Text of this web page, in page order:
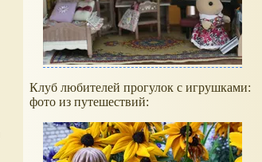
Клуб любителей прогулок с игрушками:
фото из путешествий: